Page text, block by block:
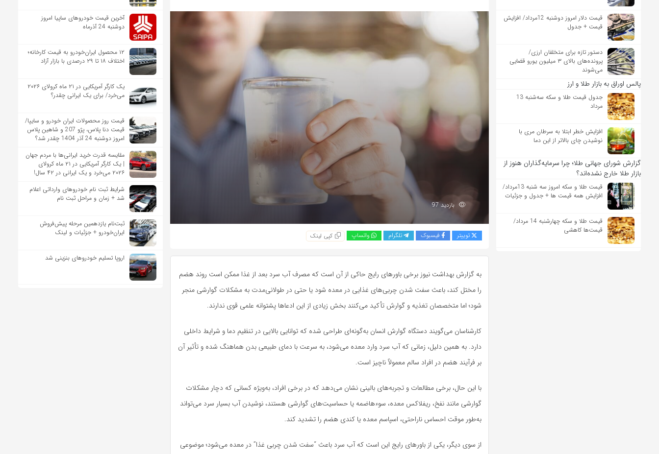
قیمت دلار امروز دوشنبه 12مرداد/ افزایش
قیمت + جدول
دستور تازه برای متخلفان ارزی/
پرونده‌های بالای ۳ میلیون یورو قضایی
می‌شوند
پالس اوراق به بازار طلا و ارز
جدول قیمت طلا و سکه سه‌شنبه 13
مرداد
افزایش خطر ابتلا به سرطان مری با
نوشیدن چای بالاتر از این دما
گزارش شورای جهانی طلا؛ چرا سرمایه‌گذاران هنوز از
بازار طلا خارج نشده‌اند؟
قیمت طلا و سکه امروز سه شنبه 13مرداد/
افزایش همه قیمت ها + جدول و جزئیات
قیمت طلا و سکه چهارشنبه 14 مرداد/
قیمت‌ها کاهشی
بازدید 97
توییتر فیسبوک تلگرام واتساپ کپی لینک
به گزارش بهداشت نیوز برخی باورهای رایج حاکی از آن است که مصرف آب سرد بعد از غذا ممکن است روند هضم
را مختل کند، باعث سفت شدن چربی‌های غذایی در معده شود یا حتی در طولانی‌مدت به مشکلات گوارشی منجر
شود؛ اما متخصصان تغذیه و گوارش تأکید می‌کنند بخش زیادی از این ادعاها پشتوانه علمی قوی ندارند.
کارشناسان می‌گویند دستگاه گوارش انسان به‌گونه‌ای طراحی شده که توانایی بالایی در تنظیم دما و شرایط داخلی
دارد. به همین دلیل، زمانی که آب سرد وارد معده می‌شود، به سرعت با دمای طبیعی بدن هماهنگ شده و تأثیر آن
بر فرآیند هضم در افراد سالم معمولاً ناچیز است.
با این حال، برخی مطالعات و تجربه‌های بالینی نشان می‌دهد که در برخی افراد، به‌ویژه کسانی که دچار مشکلات
گوارشی مانند نفخ، ریفلاکس معده، سوءهاضمه یا حساسیت‌های گوارشی هستند، نوشیدن آب بسیار سرد می‌تواند
به‌طور موقت احساس ناراحتی، اسپاسم معده یا کندی هضم را تشدید کند.
از سوی دیگر، یکی از باورهای رایج این است که آب سرد باعث “سفت شدن چربی غذا” در معده می‌شود؛ موضوعی
آخرین قیمت خودروهای ساپیا امروز
دوشنبه 24 آذرماه
۱۲ محصول ایران‌خودرو به قیمت کارخانه؛
اختلاف ۱۸ تا ۲۹ درصدی با بازار آزاد
یک کارگر آمریکایی در ۲۱ ماه کرولای ۲۰۲۶
می‌خرد/ برای یک ایرانی چقدر؟
قیمت روز محصولات ایران خودرو و سایپا/
قیمت دنا پلاس، پژو 207 و شاهین پلاس
امروز دوشنبه 24 آذر 1404 چقدر شد؟
مقایسه قدرت خرید ایرانی‌ها با مردم جهان
| یک کارگر آمریکایی در ۲۱ ماه کرولای
۲۰۲۶ می‌خرد و یک ایرانی در ۴۲ سال!
شرایط ثبت نام خودروهای وارداتی اعلام
شد + زمان و مراحل ثبت نام
ثبت‌نام یازدهمین مرحله پیش‌فروش
ایران‌خودرو + جزئیات و لینک
اروپا تسلیم خودروهای بنزینی شد